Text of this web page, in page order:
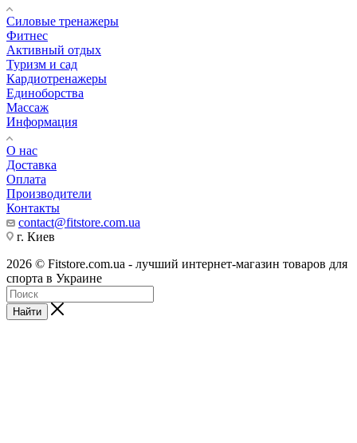
Силовые тренажеры
Фитнес
Активный отдых
Туризм и сад
Кардиотренажеры
Единоборства
Массаж
Информация
О нас
Доставка
Оплата
Производители
Контакты
contact@fitstore.com.ua
г. Киев
2026 © Fitstore.com.ua - лучший интернет-магазин товаров для
спорта в Украине
Найти